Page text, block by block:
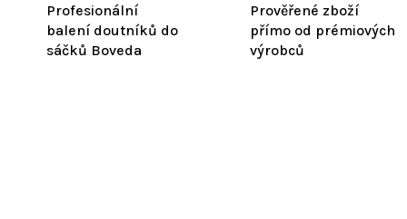
Profesionální
balení doutníků do
sáčků Boveda
Prověřené zboží
přímo od prémiových
výrobců